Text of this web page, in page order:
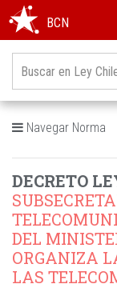
BCN
Navegar Norma
DECRETO
DEL
ORGANIZA
LAS